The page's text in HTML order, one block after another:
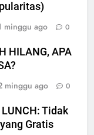
minggu ago 0
HILANG, APA
minggu ago 0
LUNCH: Tidak
Gratis
Madani
Empat